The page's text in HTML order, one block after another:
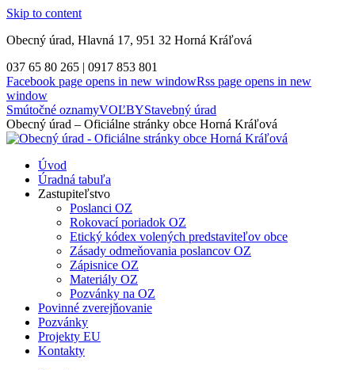
Skip to content
Obecný úrad, Hlavná 17, 951 32 Horná Kráľová
037 65 80 265 | 0917 853 801
Facebook page opens in new windowRss page opens in new
window
Smútočné oznamyVOĽBYStavebný úrad
Obecný úrad – Oficiálne stránky obce Horná Kráľová
Úvod
Úradná tabuľa
Zastupiteľstvo
Poslanci OZ
Rokovací poriadok OZ
Etický kódex volených predstaviteľov obce
Zásady odmeňovania poslancov OZ
Zápisnice OZ
Materiály OZ
Pozvánky na OZ
Povinné zverejňovanie
Pozvánky
Projekty EU
Kontakty